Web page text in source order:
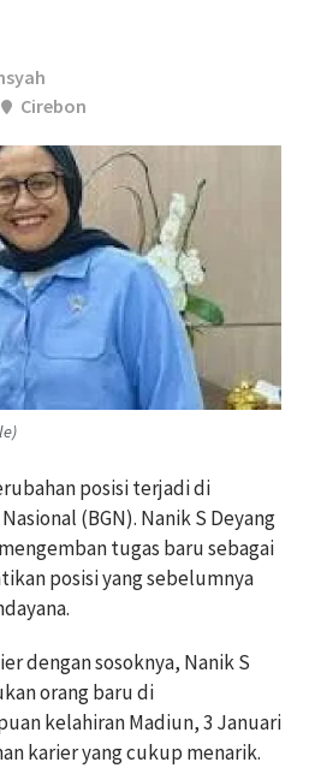
Cirebon
posisi terjadi di
(BGN). Nanik S Deyang
tugas baru sebagai
posisi yang sebelumnya
dengan sosoknya, Nanik S
orang baru di
kelahiran Madiun, 3 Januari
karier yang cukup menarik.